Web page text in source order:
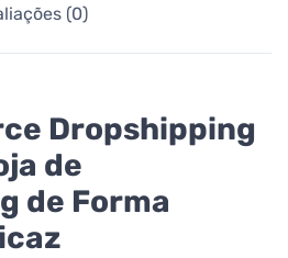
(0)
Dropshipping
de
de Forma